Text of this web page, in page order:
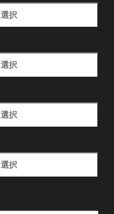
選択
選択
選択
選択